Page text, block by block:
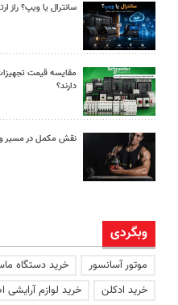
سانترال یا ویپ؟ راز
مقایسه قیمت
دارند؟
نقش مکمل در مسیر
وبگردی
موتور آسانسور خرید دستگاه
خرید ادکلن
خرید لوازم آرایشی